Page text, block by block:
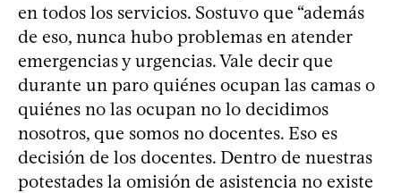
en todos los servicios. Sostuvo que “además
de eso, nunca hubo problemas en atender
emergencias y urgencias. Vale decir que
durante un paro quiénes ocupan las camas o
quiénes no las ocupan no lo decidimos
nosotros, que somos no docentes. Eso es
decisión de los docentes. Dentro de nuestras
potestades la omisión de asistencia no existe